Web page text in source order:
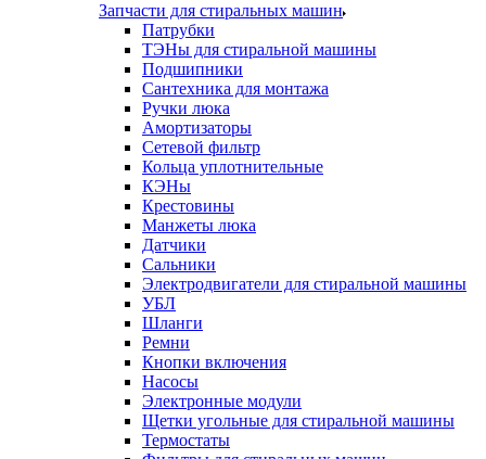
Запчасти для стиральных машин
Патрубки
ТЭНы для стиральной машины
Подшипники
Сантехника для монтажа
Ручки люка
Амортизаторы
Сетевой фильтр
Кольца уплотнительные
КЭНы
Крестовины
Манжеты люка
Датчики
Сальники
Электродвигатели для стиральной машины
УБЛ
Шланги
Ремни
Кнопки включения
Насосы
Электронные модули
Щетки угольные для стиральной машины
Термостаты